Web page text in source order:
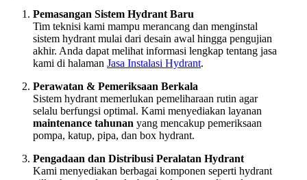
Pemasangan Sistem Hydrant Baru
Tim teknisi kami mampu merancang dan menginstal
sistem hydrant mulai dari desain awal hingga pengujian
akhir. Anda dapat melihat informasi lengkap tentang jasa
kami di halaman Jasa Instalasi Hydrant.
Perawatan & Pemeriksaan Berkala
Sistem hydrant memerlukan pemeliharaan rutin agar
selalu berfungsi optimal. Kami menyediakan layanan
maintenance tahunan yang mencakup pemeriksaan
pompa, katup, pipa, dan box hydrant.
Pengadaan dan Distribusi Peralatan Hydrant
Kami menyediakan berbagai komponen seperti hydrant